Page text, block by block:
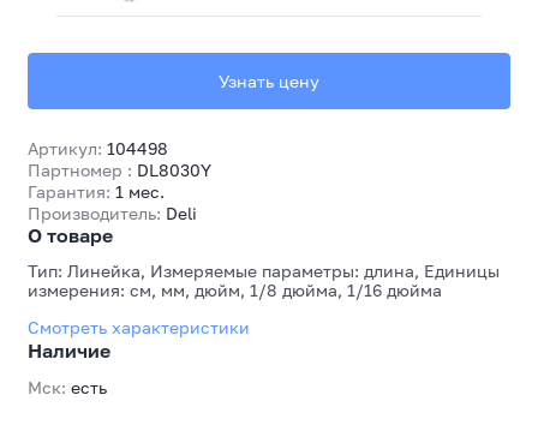
Артикул: 104498
Партномер : DL8030Y
Гарантия: 1 мес.
Производитель: Deli
О товаре
Тип: Линейка, Измеряемые параметры: длина, Единицы
измерения: см, мм, дюйм, 1/8 дюйма, 1/16 дюйма
Смотреть характеристики
Наличие
Мск:есть
Узнать цену